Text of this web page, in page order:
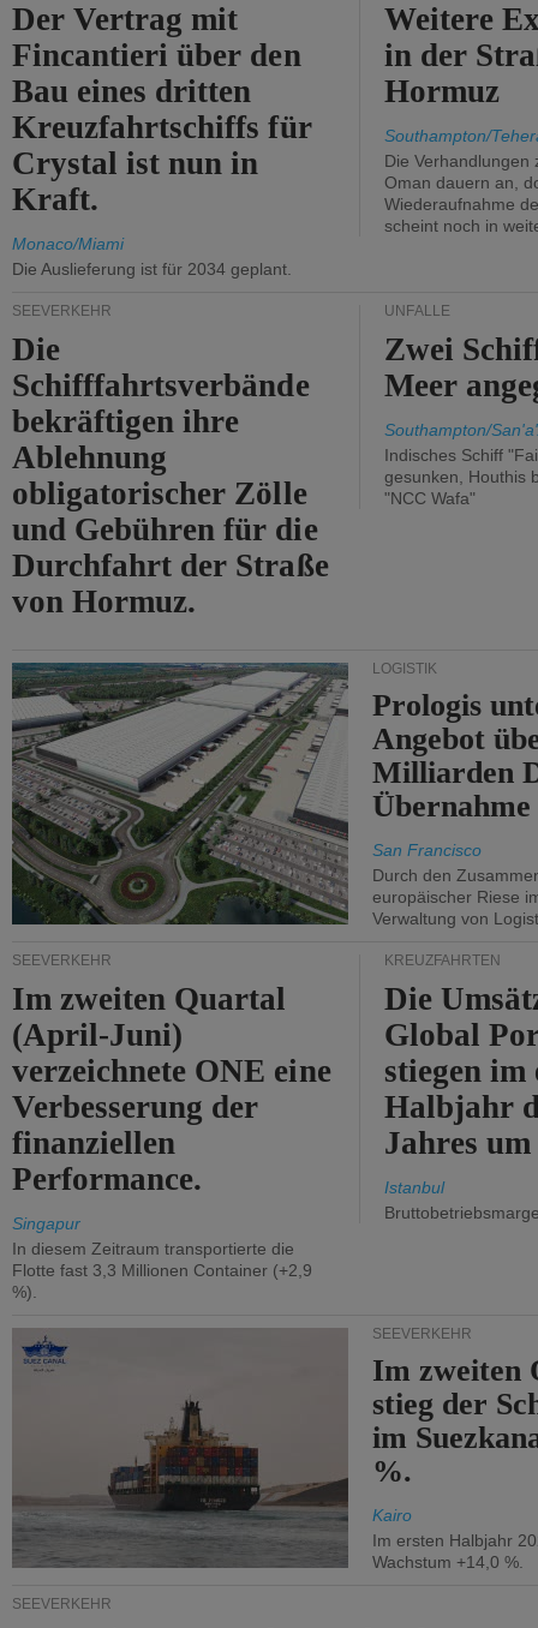
Der Vertrag mit
Fincantieri über den
Bau eines dritten
Kreuzfahrtschiffs für
Crystal ist nun in
Kraft.
Monaco/Miami
Die Auslieferung ist für 2034 geplant.
Weitere
in der
Hormuz
Southampton/
Die Verhandlungen
Oman dauern an,
Wiederaufnahme
scheint noch in
SEEVERKEHR
Die
Schifffahrtsverbände
bekräftigen ihre
Ablehnung
obligatorischer Zölle
und Gebühren für die
Durchfahrt der Straße
von Hormuz.
UNFÄLLE
Zwei
Meer
Southampton/
Indisches Schiff
gesunken, Houthis
"NCC Wafa"
LOGISTIK
Prologis
Angebot
Milliarden
Übernahme
San Francisco
Durch den
europäischer Riese
Verwaltung von
SEEVERKEHR
Im zweiten Quartal
(April-Juni)
verzeichnete ONE eine
Verbesserung der
finanziellen
Performance.
Singapur
In diesem Zeitraum transportierte die
Flotte fast 3,3 Millionen Container (+2,9
%).
KREUZFAHRTEN
Die
Global
stiegen im
Halbjahr
Jahres
Istanbul
SEEVERKEHR
Im zweiten
stieg der
im
%.
Kairo
Im ersten Halbjahr
Wachstum +14,0 %.
SEEVERKEHR